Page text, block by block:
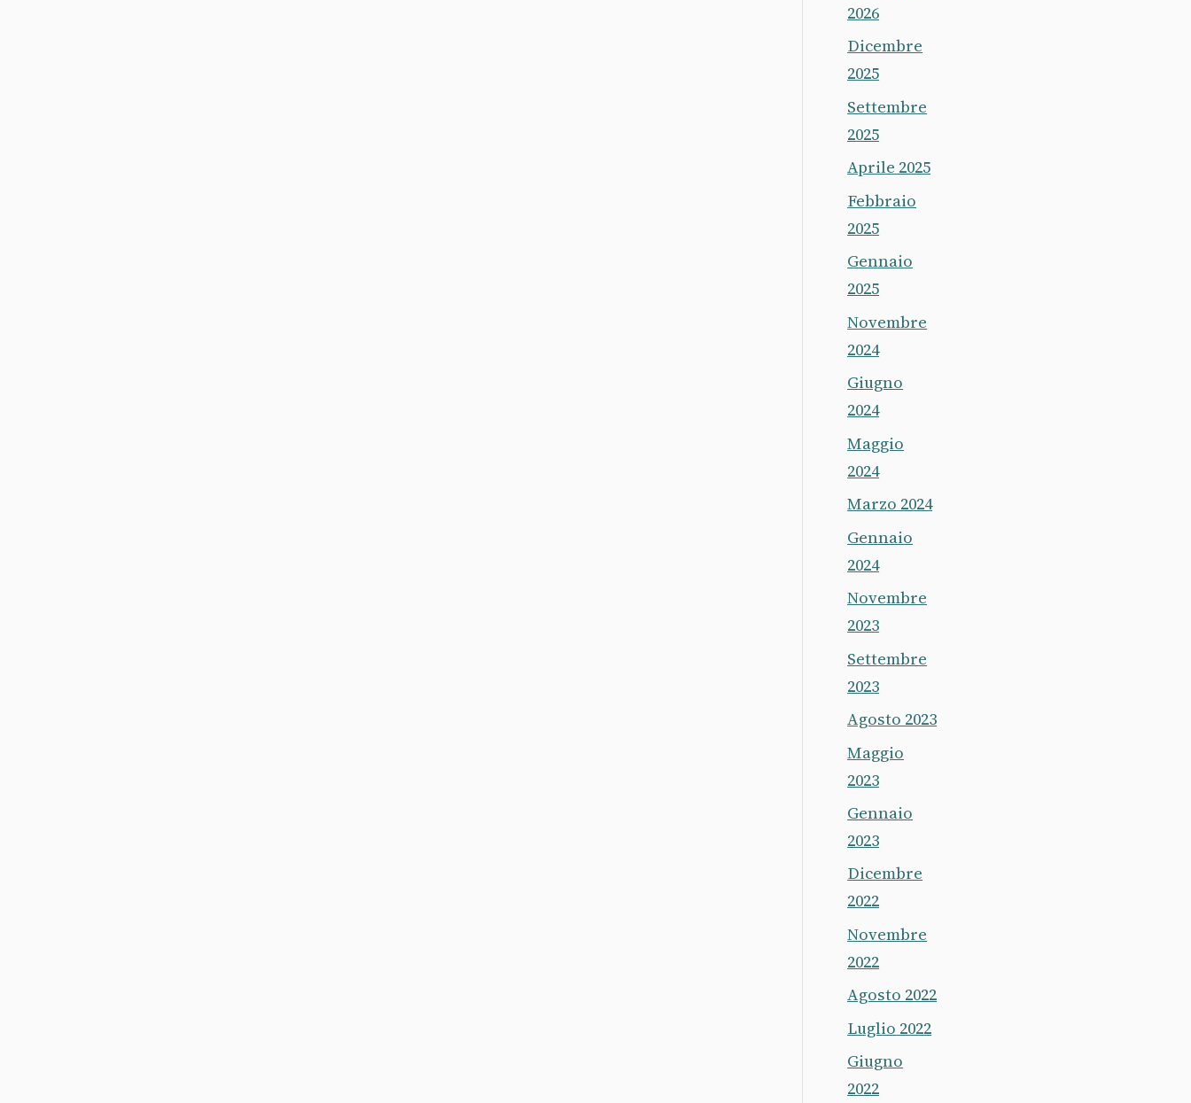
2026
Dicembre
2025
Settembre
2025
Aprile 2025
Febbraio
2025
Gennaio
2025
Novembre
2024
Giugno
2024
Maggio
2024
Marzo 2024
Gennaio
2024
Novembre
2023
Settembre
2023
Agosto 2023
Maggio
2023
Gennaio
2023
Dicembre
2022
Novembre
2022
Agosto 2022
Luglio 2022
Giugno
2022